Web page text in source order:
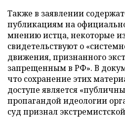
Также в заявлении
публикациям на
мнению истца, некоторые
свидетельствуют о
движения, признанного
запрещенным в РФ». В
что сохранение этих
доступе является
пропагандой идеологии
суд признал